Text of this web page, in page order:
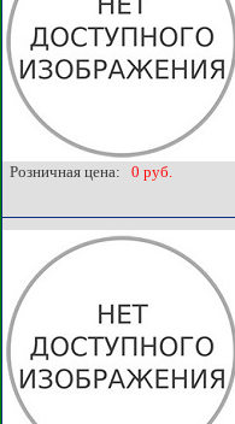
Розничная цена: 0 руб.